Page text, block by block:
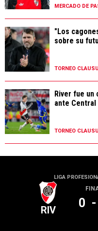
MERCADO DE
"Los
sobre su
TORNEO
River fue un
ante Central
TORNEO
LIGA
RIV 0 -